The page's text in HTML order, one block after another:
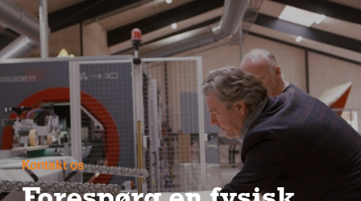
Kontakt os